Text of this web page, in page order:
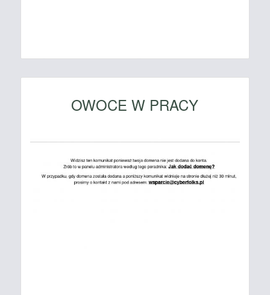
OWOCE W PRACY